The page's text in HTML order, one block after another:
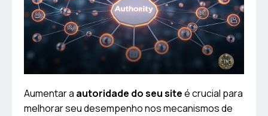
Aumentar a autoridade do seu siteé crucial para
melhorar seu desempenho nos mecanismos de